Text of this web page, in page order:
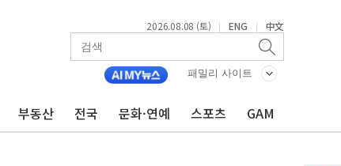
2026.08.08 (토) | ENG | 中文
패밀리 사이트
부동산 전국 문화·연예 스포츠 GAM